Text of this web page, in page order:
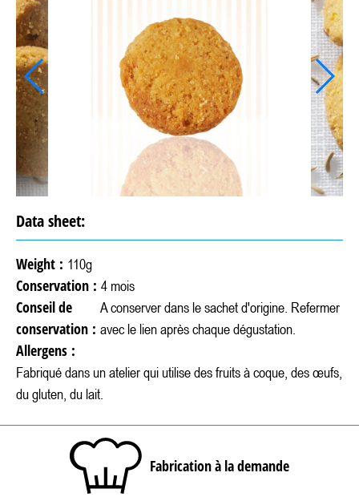
Data sheet:
Weight : 110g
Conservation : 4 mois
Conseil de
conservation :
A conserver dans le sachet d'origine. Refermer
avec le lien après chaque dégustation.
Allergens :
Fabriqué dans un atelier qui utilise des fruits à coque, des œufs,
du gluten, du lait.
Fabrication à la demande